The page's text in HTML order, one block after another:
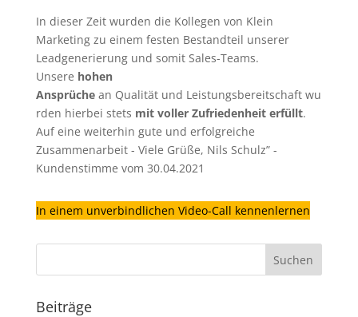
In dieser Zeit wurden die Kollegen von Klein
Marketing zu einem festen Bestandteil unserer
Leadgenerierungund somit Sales-Teams.
Unsere hohen
Ansprüchean Qualität und Leistungsbereitschaft wu
rden hierbei stets mit voller Zufriedenheit erfüllt.
Auf eine weiterhin gute und erfolgreiche
Zusammenarbeit - Viele Grüße, Nils Schulz” -
Kundenstimme vom 30.04.2021
In einem unverbindlichen Video-Call kennenlernen
Beiträge